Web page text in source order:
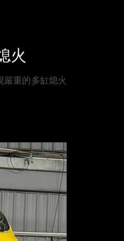
火
重的多缸熄火